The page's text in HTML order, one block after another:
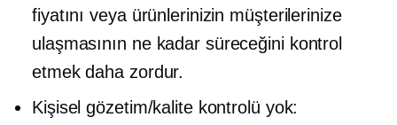
fiyatını veya ürünlerinizin müşterilerinize
ulaşmasının ne kadar süreceğini kontrol
etmek daha zordur.
Kişisel gözetim/kalite kontrolü yok: